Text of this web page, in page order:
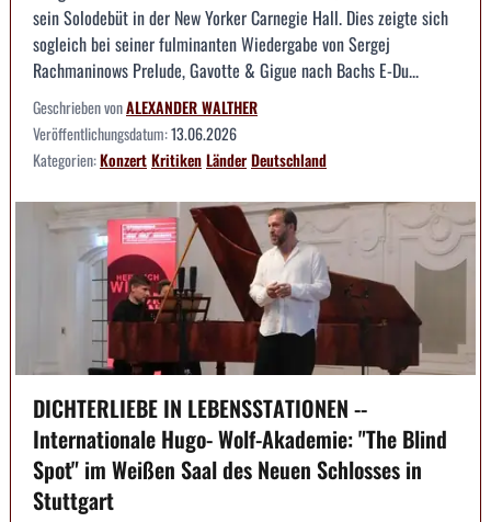
sein Solodebüt in der New Yorker Carnegie Hall. Dies zeigte sich
sogleich bei seiner fulminanten Wiedergabe von Sergej
Rachmaninows Prelude, Gavotte & Gigue nach Bachs E-Du...
Geschrieben vonALEXANDER WALTHER
Veröffentlichungsdatum:13.06.2026
Kategorien:KonzertKritikenLänderDeutschland
DICHTERLIEBE IN LEBENSSTATIONEN --
Internationale Hugo- Wolf-Akademie: "The Blind
Spot" im Weißen Saal des Neuen Schlosses in
Stuttgart